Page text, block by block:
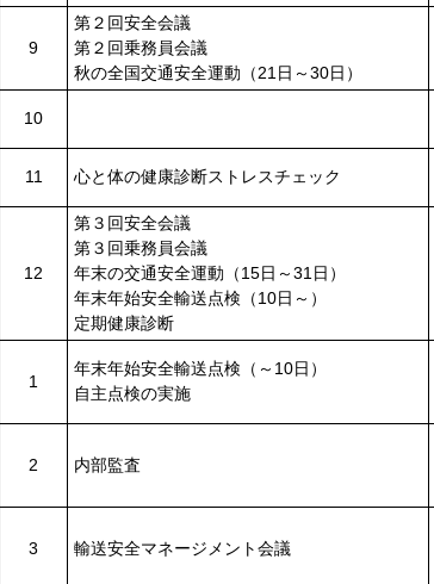
9
第２回安全会議
第２回乗務員会議
秋の全国交通安全運動（21日～30日）
10
11 心と体の健康診断ストレスチェック
12
第３回安全会議
第３回乗務員会議
年末の交通安全運動（15日～31日）
年末年始安全輸送点検（10日～）
定期健康診断
1
年末年始安全輸送点検（～10日）
自主点検の実施
2 内部監査
3 輸送安全マネージメント会議